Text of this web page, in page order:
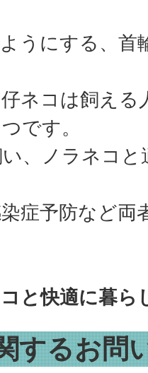
うにする、首
ネコは飼える
です。
、ノラネコ
症予防など両
と快適に暮ら
するお問